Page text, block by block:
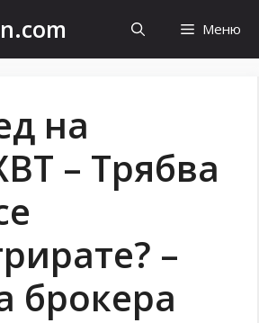
Меню
на
– Трябва
–
брокера